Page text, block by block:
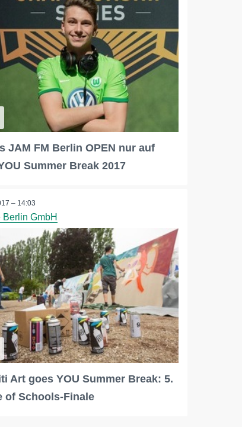
JAM FM Berlin OPEN nur auf
Summer Break 2017
– 14:03
Berlin GmbH
Art goes YOU Summer Break: 5.
of Schools-Finale